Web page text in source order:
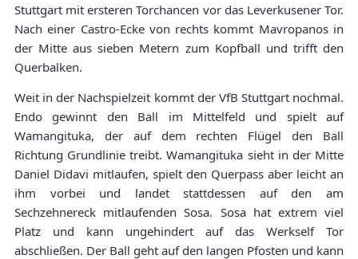
Stuttgart mit ersteren Torchancen vor das Leverkusener Tor.
Nach einer Castro-Ecke von rechts kommt Mavropanos in
der Mitte aus sieben Metern zum Kopfball und trifft den
Querbalken.
Weit in der Nachspielzeit kommt der VfB Stuttgart nochmal.
Endo gewinnt den Ball im Mittelfeld und spielt auf
Wamangituka, der auf dem rechten Flügel den Ball
Richtung Grundlinie treibt. Wamangituka sieht in der Mitte
Daniel Didavi mitlaufen, spielt den Querpass aber leicht an
ihm vorbei und landet stattdessen auf den am
Sechzehnereck mitlaufenden Sosa. Sosa hat extrem viel
Platz und kann ungehindert auf das Werkself Tor
abschließen. Der Ball geht auf den langen Pfosten und kann